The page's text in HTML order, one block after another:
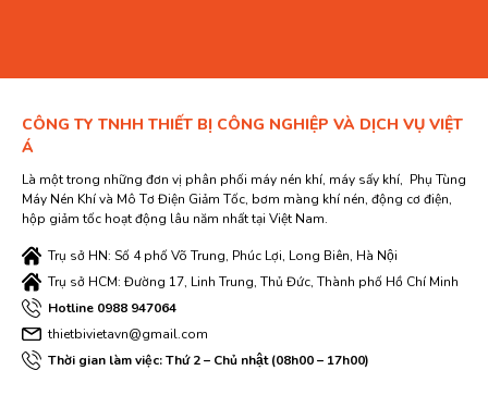
CÔNG TY TNHH THIẾT BỊ CÔNG NGHIỆP VÀ DỊCH VỤ VIỆT
Á
Là một trong những đơn vị phân phối máy nén khí, máy sấy khí, Phụ Tùng
Máy Nén Khí và Mô Tơ Điện Giảm Tốc, bơm màng khí nén, động cơ điện,
hộp giảm tốc hoạt động lâu năm nhất tại Việt Nam.
Trụ sở HN: Số 4 phố Võ Trung, Phúc Lợi, Long Biên, Hà Nội
Trụ sở HCM: Đường 17, Linh Trung, Thủ Đức, Thành phố Hồ Chí Minh
Hotline 0988 947064
thietbivietavn@gmail.com
Thời gian làm việc: Thứ 2 – Chủ nhật (08h00 – 17h00)